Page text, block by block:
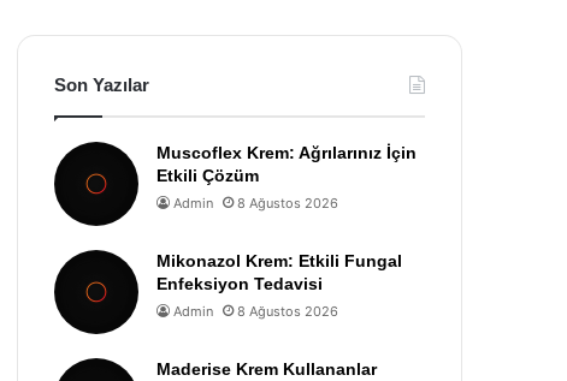
Son Yazılar
Muscoflex Krem: Ağrılarınız İçin
Etkili Çözüm
Admin 8 Ağustos 2026
Mikonazol Krem: Etkili Fungal
Enfeksiyon Tedavisi
Admin 8 Ağustos 2026
Maderise Krem Kullananlar